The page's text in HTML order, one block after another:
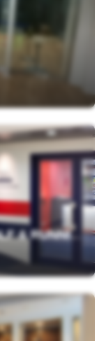
BEAMS & WINDS STATION GOLF & RUNNING